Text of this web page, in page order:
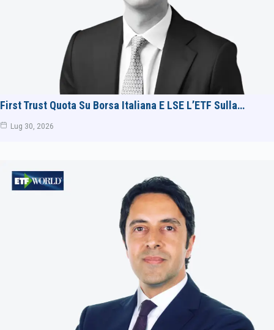
First Trust Quota Su Borsa Italiana E LSE L’ETF Sulla…
Lug 30, 2026